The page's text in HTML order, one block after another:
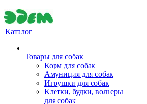
Каталог
Товары для собак
Корм для собак
Амуниция для собак
Игрушки для собак
Клетки, будки, вольеры
для собак